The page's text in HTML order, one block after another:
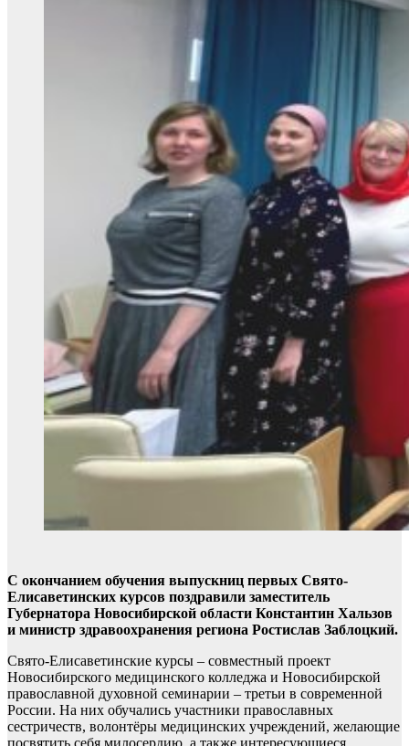
С окончанием обучения выпускниц первых Свято-
Елисаветинских курсов поздравили заместитель
Губернатора Новосибирской области Константин Хальзов
и министр здравоохранения региона Ростислав Заблоцкий.
Свято-Елисаветинские курсы – совместный проект
Новосибирского медицинского колледжа и Новосибирской
православной духовной семинарии – третьи в современной
России. На них обучались участники православных
сестричеств, волонтёры медицинских учреждений, желающие
посвятить себя милосердию, а также интересующиеся